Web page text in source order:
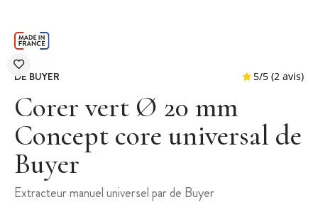
DE BUYER
Corer vert Ø 20 mm
Concept core universal de
Buyer
Extracteur manuel universel par de Buyer